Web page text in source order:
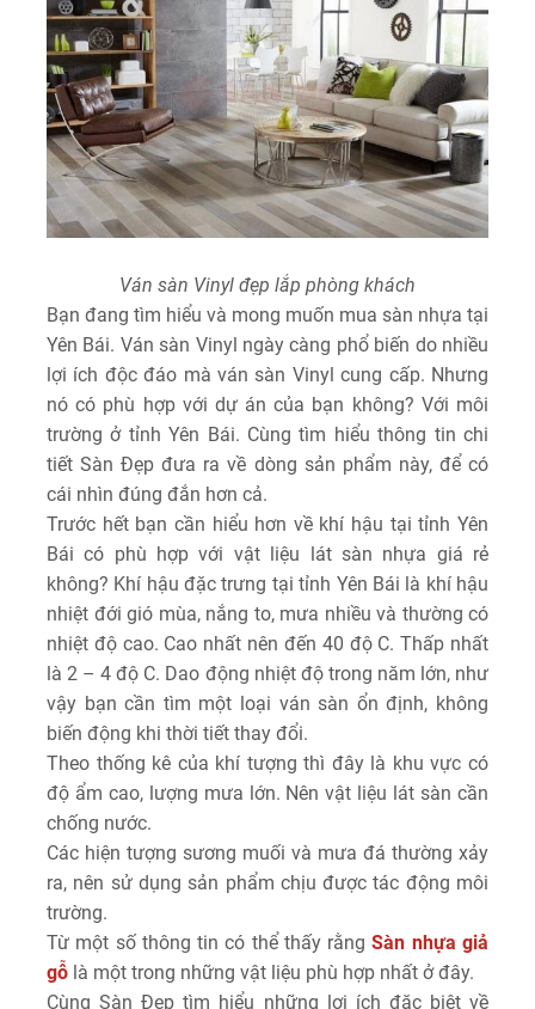
Ván sàn Vinyl đẹp lắp phòng khách
Bạn đang tìm hiểu và mong muốn mua sàn nhựa tại
Yên Bái. Ván sàn Vinyl ngày càng phổ biến do nhiều
lợi ích độc đáo mà ván sàn Vinyl cung cấp. Nhưng
nó có phù hợp với dự án của bạn không? Với môi
trường ở tỉnh Yên Bái. Cùng tìm hiểu thông tin chi
tiết Sàn Đẹp đưa ra về dòng sản phẩm này, để có
cái nhìn đúng đắn hơn cả.
Trước hết bạn cần hiểu hơn về khí hậu tại tỉnh Yên
Bái có phù hợp với vật liệu lát sàn nhựa giá rẻ
không? Khí hậu đặc trưng tại tỉnh Yên Bái là khí hậu
nhiệt đới gió mùa, nắng to, mưa nhiều và thường có
nhiệt độ cao. Cao nhất nên đến 40 độ C. Thấp nhất
là 2 – 4 độ C. Dao động nhiệt độ trong năm lớn, như
vậy bạn cần tìm một loại ván sàn ổn định, không
biến động khi thời tiết thay đổi.
Theo thống kê của khí tượng thì đây là khu vực có
độ ẩm cao, lượng mưa lớn. Nên vật liệu lát sàn cần
chống nước.
Các hiện tượng sương muối và mưa đá thường xảy
ra, nên sử dụng sản phẩm chịu được tác động môi
trường.
Từ một số thông tin có thể thấy rằngSàn nhựa giả
gỗ là một trong những vật liệu phù hợp nhất ở đây.
Cùng Sàn Đẹp tìm hiểu những lợi ích đặc biệt về